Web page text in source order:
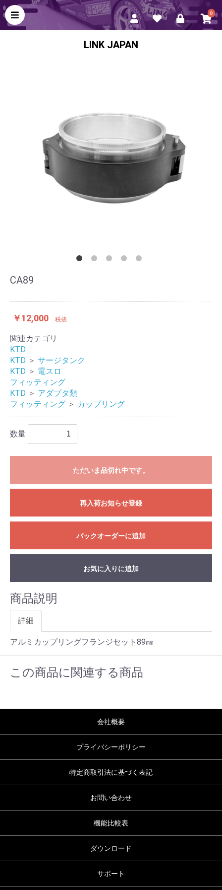
0
LINK JAPAN
CA89
￥12,000 税抜
関連カテゴリ
KTD
KTD ＞ サージタンク
KTD ＞ 電スロ
フィッティング
KTD ＞ アダプタ類
フィッティング ＞ カップリング
数量
ただいま品切れ中です。
再入荷お知らせ登録
バックオーダーに追加
お気に入りに追加
商品説明
詳細
アルミカップリングフランジセット89㎜
この商品に関連する商品
会社概要
プライバシーポリシー
特定商取引法に基づく表記
お問い合わせ
機能比較表
ダウンロード
サポート